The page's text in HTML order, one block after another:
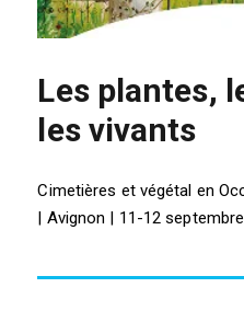
Les plantes,
les vivants
Cimetières et végétal en
| Avignon | 11-12